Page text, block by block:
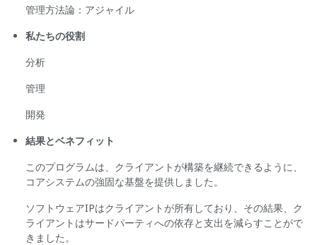
管理方法論：アジャイル
私たちの役割
分析
管理
開発
結果とベネフィット
このプログラムは、クライアントが構築を継続できるように、
コアシステムの強固な基盤を提供しました。
ソフトウェアIPはクライアントが所有しており、その結果、ク
ライアントはサードパーティへの依存と支出を減らすことがで
きました。